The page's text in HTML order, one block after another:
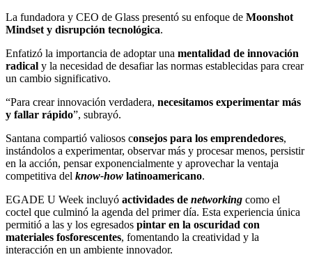
La fundadora y CEO de Glass presentó su enfoque de Moonshot
Mindset y disrupción tecnológica.
Enfatizó la importancia de adoptar una mentalidad de innovación
radical y la necesidad de desafiar las normas establecidas para crear
un cambio significativo.
“Para crear innovación verdadera, necesitamos experimentar más
y fallar rápido”, subrayó.
Santana compartió valiosos consejos para los emprendedores,
instándolos a experimentar, observar más y procesar menos, persistir
en la acción, pensar exponencialmente y aprovechar la ventaja
competitiva del know-how latinoamericano.
EGADE U Week incluyó actividades de networking como el
coctel que culminó la agenda del primer día. Esta experiencia única
permitió a las y los egresados pintar en la oscuridad con
materiales fosforescentes, fomentando la creatividad y la
interacción en un ambiente innovador.